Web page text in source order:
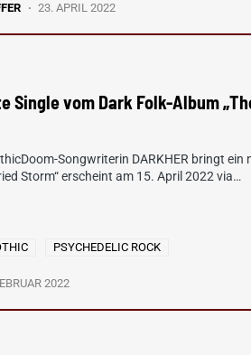
23. APRIL 2022
Single vom Dark Folk-Album
Songwriterin DARKHER bringt ein
Storm“ erscheint am 15. April 2022 via…
PSYCHEDELIC ROCK
2022